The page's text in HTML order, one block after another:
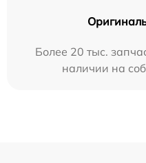
Более 20 тыс.
наличии на